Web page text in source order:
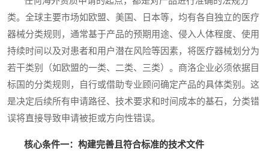
类。全球主要市场如欧盟、美国、日本等，均有各自独立的医疗
器械分类规则，通常基于产品的预期用途、侵入人体程度、使用
持续时间以及对患者和用户潜在风险等因素，将医疗器械划分为
若干类别（如欧盟的一类、二类、三类）。商洛企业必须依据目
标国的分类规则，自行或借助专业顾问确定产品的具体类别。这
是决定后续所有申请路径、技术要求和时间成本的基石，分类错
误将直接导致申请被拒或方向性错误。
核心条件一：构建完善且符合标准的技术文件